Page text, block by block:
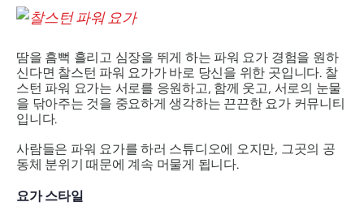
땀을 흠뻑 흘리고 심장을 뛰게 하는 파워 요가 경험을 원하
신다면 찰스턴 파워 요가가 바로 당신을 위한 곳입니다. 찰
스턴 파워 요가는 서로를 응원하고, 함께 웃고, 서로의 눈물
을 닦아주는 것을 중요하게 생각하는 끈끈한 요가 커뮤니티
입니다.
사람들은 파워 요가를 하러 스튜디오에 오지만, 그곳의 공
동체 분위기 때문에 계속 머물게 됩니다.
요가 스타일